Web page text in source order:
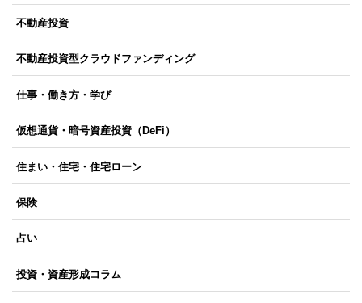
不動産投資
不動産投資型クラウドファンディング
仕事・働き方・学び
仮想通貨・暗号資産投資（DeFi）
住まい・住宅・住宅ローン
保険
占い
投資・資産形成コラム